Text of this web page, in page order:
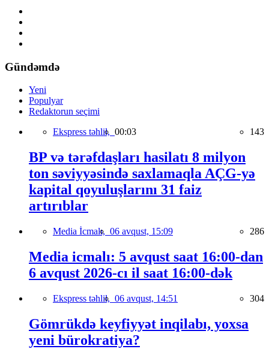
Gündəmdə
Yeni
Populyar
Redaktorun seçimi
Ekspress təhlil, 00:03 143
BP və tərəfdaşları hasilatı 8 milyon
ton səviyyəsində saxlamaqla AÇG-yə
kapital qoyuluşlarını 31 faiz
artırıblar
Media İcmalı, 06 avqust, 15:09 286
Media icmalı: 5 avqust saat 16:00-dan
6 avqust 2026-cı il saat 16:00-dək
Ekspress təhlil, 06 avqust, 14:51 304
Gömrükdə keyfiyyət inqilabı, yoxsa
yeni bürokratiya?